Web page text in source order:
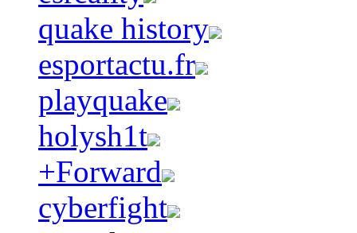
quake history
esportactu.fr
playquake
holysh1t
+Forward
cyberfight